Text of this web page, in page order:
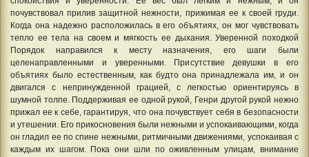
почувствовал прилив защитной нежности, прижимая ее к своей груди.
Когда она надежно расположилась в его объятиях, он мог чувствовать
тепло ее тела на своем и мягкость ее дыхания. Уверенной походкой
Порядок направился к месту назначения, его шаги были
целенаправленными и уверенными. Присутствие девушки в его
объятиях было естественным, как будто она принадлежала им, и он
двигался с непринужденной грацией, с легкостью ориентируясь в
шумной толпе. Поддерживая ее одной рукой, Генри другой рукой нежно
прижал ее к себе, гарантируя, что она почувствует себя в безопасности
и утешении. Его прикосновения были нежными и успокаивающими, когда
он гладил ее по спине нежными, ритмичными движениями, успокаивая с
каждым их шагом. Пока они шли по оживленным улицам, внимание